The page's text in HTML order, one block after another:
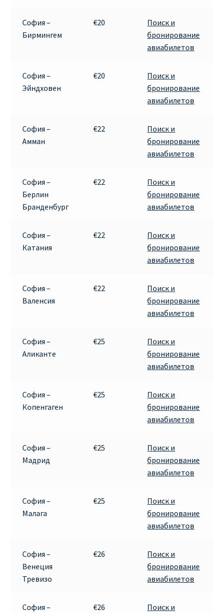
София –
Бирмингем
€20
Поиск и
бронирование
авиабилетов
София –
Эйндховен
€20
Поиск и
бронирование
авиабилетов
София –
Амман
€22
Поиск и
бронирование
авиабилетов
София –
Берлин
Бранденбург
€22
Поиск и
бронирование
авиабилетов
София –
Катания
€22
Поиск и
бронирование
авиабилетов
София –
Валенсия
€22
Поиск и
бронирование
авиабилетов
София –
Аликанте
€25
Поиск и
бронирование
авиабилетов
София –
Копенгаген
€25
Поиск и
бронирование
авиабилетов
София –
Мадрид
€25
Поиск и
бронирование
авиабилетов
София –
Малага
€25
Поиск и
бронирование
авиабилетов
София –
Венеция
Тревизо
€26
Поиск и
бронирование
авиабилетов
София –
€26
Поиск и